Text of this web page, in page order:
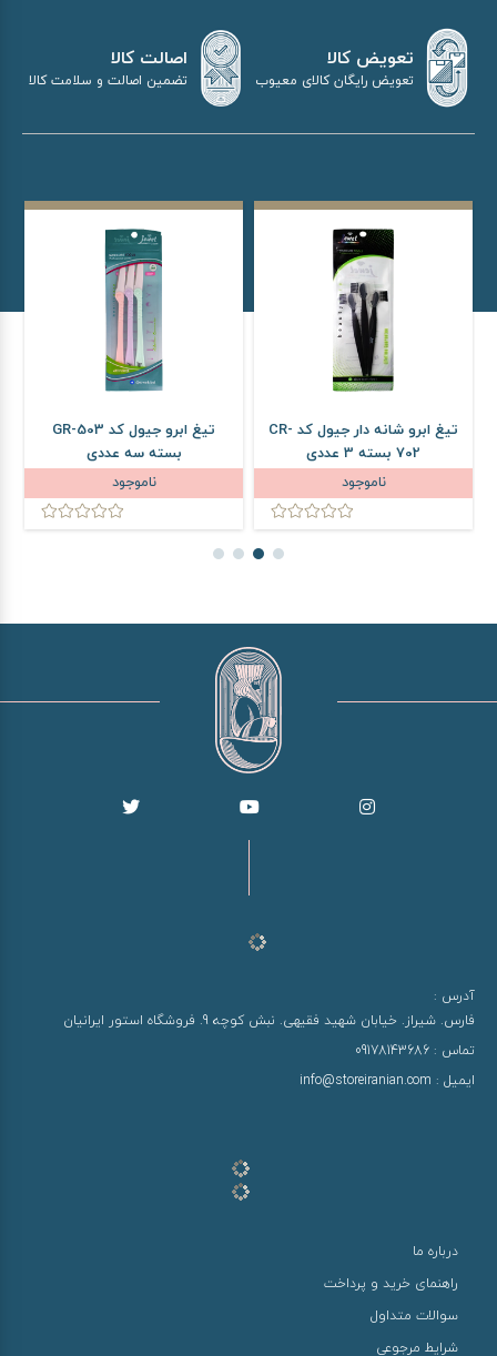
تعویض کالا
تعویض رایگان کالای معیوب
اصالت کالا
تضمین اصالت و سلامت کالا
تیغ ابرو شانه دار جیول کد CR-
702 بسته 3 عددی
ناموجود
تیغ ابرو جیول کد GR-503
بسته سه عددی
ناموجود
آدرس :
فارس. شیراز. خیابان شهید فقیهی. نبش کوچه 9. فروشگاه استور ایرانیان
تماس : 09178143686
ایمیل : info@storeiranian.com
درباره ما
راهنمای خرید و پرداخت
سوالات متداول
شرایط مرجوعی